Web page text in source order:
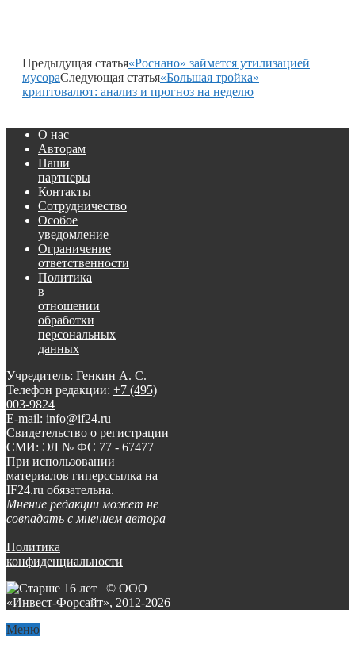
Предыдущая статья«Роснано» займется утилизацией
мусораСледующая статья«Большая тройка»
криптовалют: анализ и прогноз на неделю
О нас
Авторам
Наши
партнеры
Контакты
Сотрудничество
Особое
уведомление
Ограничение
ответственности
Политика
в
отношении
обработки
персональных
данных
Учредитель: Генкин А. С.
Телефон редакции: +7 (495)
003-9824
E-mail: info@if24.ru
Свидетельство о регистрации
СМИ: ЭЛ № ФС 77 - 67477
При использовании
материалов гиперссылка на
IF24.ru обязательна.
Мнение редакции может не
совпадать с мнением автора
Политика
конфиденциальности
© ООО
«Инвест-Форсайт», 2012-2026
Меню